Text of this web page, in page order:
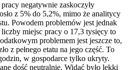
negatywnie zaskoczyły
z 5% do 5,2%, mimo że analitycy
Powodem problemów jest jednak
miejsc pracy o 17,3 tysięcy to
problemem jest jeszcze to,
z pełnego etatu na jego część. To
w gospodarce tylko ukryty.
dość neutralnie. Widać było lekki